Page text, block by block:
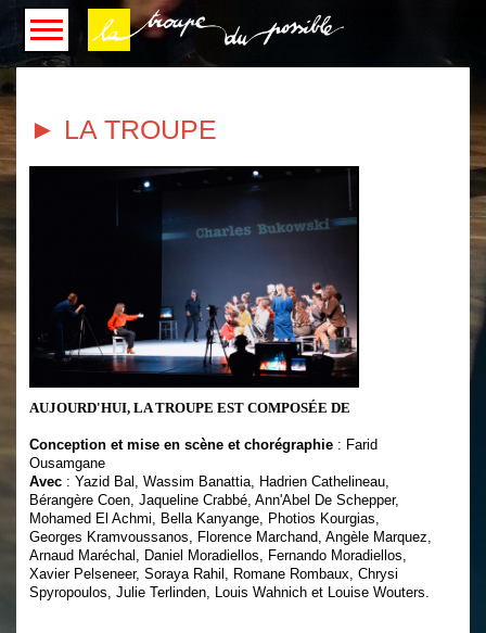
► LA TROUPE
AUJOURD'HUI, LA TROUPE EST COMPOSÉE DE
Conception et mise en scène et chorégraphie : Farid
Ousamgane
Avec : Yazid Bal, Wassim Banattia, Hadrien Cathelineau,
Bérangère Coen, Jaqueline Crabbé, Ann'Abel De Schepper,
Mohamed El Achmi, Bella Kanyange, Photios Kourgias,
Georges Kramvoussanos, Florence Marchand, Angèle Marquez,
Arnaud Maréchal, Daniel Moradiellos, Fernando Moradiellos,
Xavier Pelseneer, Soraya Rahil, Romane Rombaux, Chrysi
Spyropoulos, Julie Terlinden, Louis Wahnich et Louise Wouters.